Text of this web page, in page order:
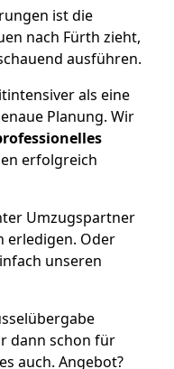
ist die
nach Fürth zieht,
ausführen.
als eine
Planung. Wir
erfolgreich
Umzugspartner
erledigen. Oder
unseren
dann schon für
auch. Angebot?